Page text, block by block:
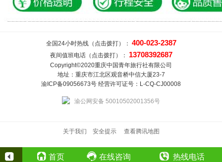
全国24小时热线（点击拨打）： 400-023-2387
夜间值班电话（点击拨打）： 13708392687
Copyright©2020重庆中国青年旅行社有限公司
地址：重庆市江北区观音桥中信大厦23-7
渝ICP备09056673号 经营许可证号：L-CQ-CJ00008
渝公网安备 50010502001356号
关于我们 安全提示 查看腾讯地图
首页 在线咨询 热线电话